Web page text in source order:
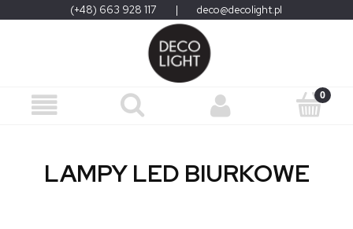
(+48) 663 928 117 | deco@decolight.pl
LAMPY LED BIURKOWE